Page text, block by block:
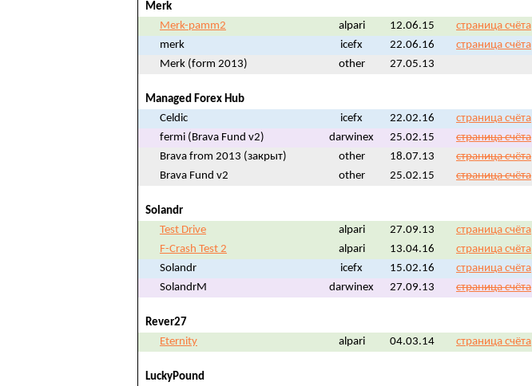
Merk
Merk-pamm2
alpari 12.06.15 страница счёта
merk
icefx 22.06.16 страница счёта
Merk (form 2013)
other 27.05.13
Managed Forex Hub
Celdic
icefx 22.02.16 страница счёта
fermi (Brava Fund v2)
darwinex 25.02.15 страница счёта
Brava from 2013 (закрыт)
other 18.07.13 страница счёта
Brava Fund v2
other 25.02.15 страница счёта
Solandr
Test Drive
alpari 27.09.13 страница счёта
F-Crash Test 2
alpari 13.04.16 страница счёта
Solandr
icefx 15.02.16 страница счёта
SolandrM
darwinex 27.09.13 страница счёта
Rever27
Eternity
alpari 04.03.14 страница счёта
LuckyPound